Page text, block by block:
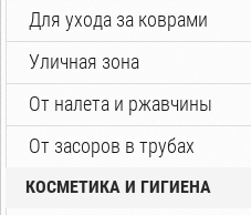
Для ухода за коврами
Уличная зона
От налета и ржавчины
От засоров в трубах
КОСМЕТИКА И ГИГИЕНА